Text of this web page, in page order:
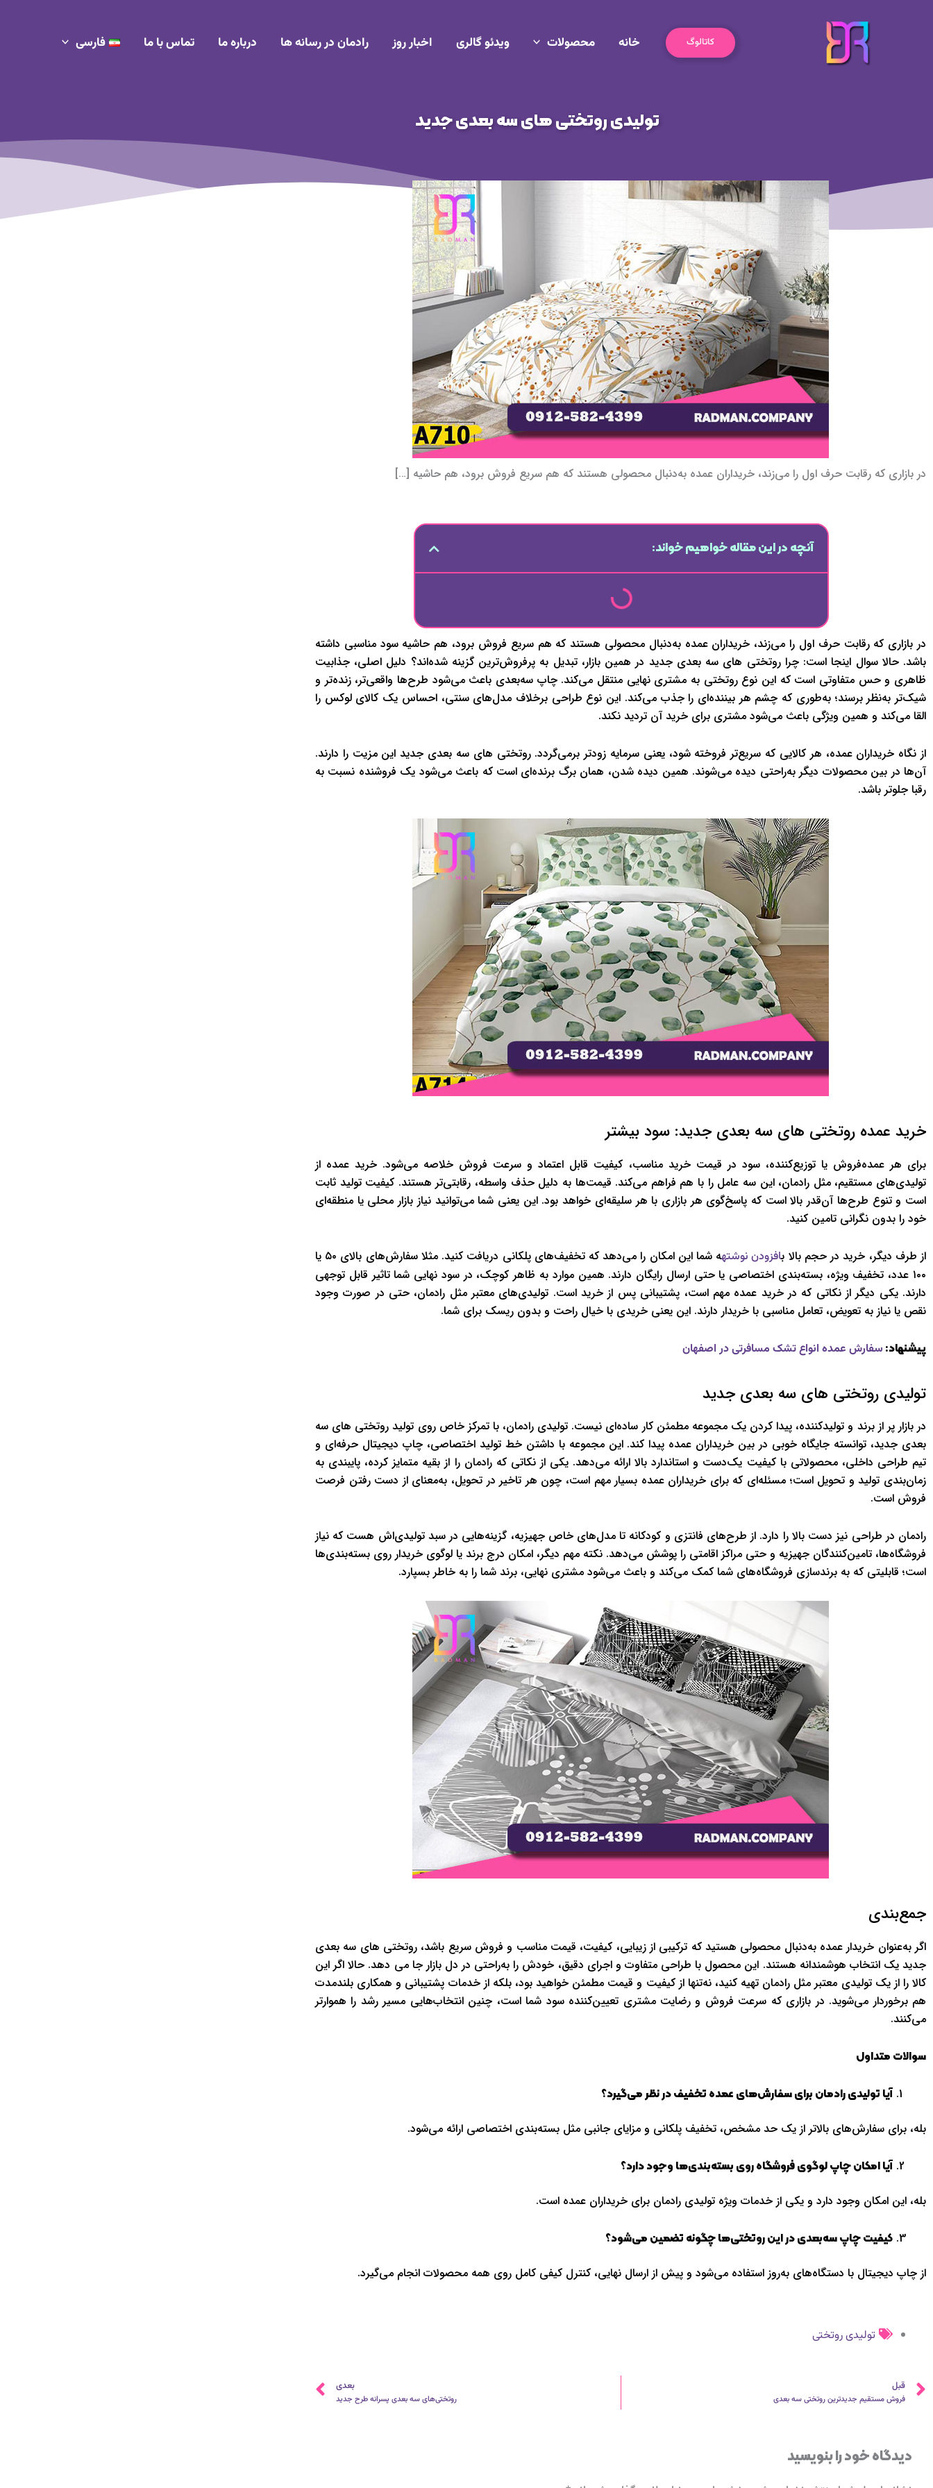
کاتالوگ خانه محصولات ویدئو گالری اخبار روز رادمان در رسانه ها درباره ما تماس با ما فارسی
تولیدی روتختی های سه بعدی جدید
در بازاری که رقابت حرف اول را می‌زند، خریداران عمده به‌دنبال محصولی هستند که هم سریع فروش برود، هم حاشیه […]
آنچه در این مقاله خواهیم خواند:
در بازاری که رقابت حرف اول را می‌زند، خریداران عمده به‌دنبال محصولی هستند که هم سریع فروش برود، هم حاشیه سود مناسبی داشته
باشد. حالا سوال اینجا است: چرا روتختی های سه بعدی جدید در همین بازار، تبدیل به پرفروش‌ترین گزینه شده‌اند؟ دلیل اصلی، جذابیت
ظاهری و حس متفاوتی است که این نوع روتختی به مشتری نهایی منتقل می‌کند. چاپ سه‌بعدی باعث می‌شود طرح‌ها واقعی‌تر، زنده‌تر و
شیک‌تر به‌نظر برسند؛ به‌طوری که چشم هر بیننده‌ای را جذب می‌کند. این نوع طراحی برخلاف مدل‌های سنتی، احساس یک کالای لوکس را
القا می‌کند و همین ویژگی باعث می‌شود مشتری برای خرید آن تردید نکند.
از نگاه خریداران عمده، هر کالایی که سریع‌تر فروخته شود، یعنی سرمایه زودتر برمی‌گردد. روتختی های سه بعدی جدید این مزیت را دارند.
آن‌ها در بین محصولات دیگر به‌راحتی دیده می‌شوند. همین دیده شدن، همان برگ برنده‌ای است که باعث می‌شود یک فروشنده نسبت به
رقبا جلوتر باشد.
خرید عمده روتختی های سه بعدی جدید: سود بیشتر
برای هر عمده‌فروش یا توزیع‌کننده، سود در قیمت خرید مناسب، کیفیت قابل اعتماد و سرعت فروش خلاصه می‌شود. خرید عمده از
تولیدی‌های مستقیم، مثل رادمان، این سه عامل را با هم فراهم می‌کند. قیمت‌ها به دلیل حذف واسطه، رقابتی‌تر هستند. کیفیت تولید ثابت
است و تنوع طرح‌ها آن‌قدر بالا است که پاسخ‌گوی هر بازاری با هر سلیقه‌ای خواهد بود. این یعنی شما می‌توانید نیاز بازار محلی یا منطقه‌ای
خود را بدون نگرانی تامین کنید.
از طرف دیگر، خرید در حجم بالا بافزودن نوشته
ه شما این امکان را می‌دهد که تخفیف‌های پلکانی دریافت کنید. مثلا سفارش‌های بالای ۵۰ یا
۱۰۰ عدد، تخفیف ویژه، بسته‌بندی اختصاصی یا حتی ارسال رایگان دارند. همین موارد به ظاهر کوچک، در سود نهایی شما تاثیر قابل توجهی
دارند. یکی دیگر از نکاتی که در خرید عمده مهم است، پشتیبانی پس از خرید است. تولیدی‌های معتبر مثل رادمان، حتی در صورت وجود
نقص یا نیاز به تعویض، تعامل مناسبی با خریدار دارند. این یعنی خریدی با خیال راحت و بدون ریسک برای شما.
پیشنهاد: سفارش عمده انواع تشک مسافرتی در اصفهان
تولیدی روتختی های سه بعدی جدید
در بازار پر از برند و تولیدکننده، پیدا کردن یک مجموعه مطمئن کار ساده‌ای نیست. تولیدی رادمان، با تمرکز خاص روی تولید روتختی های سه
بعدی جدید، توانسته جایگاه خوبی در بین خریداران عمده پیدا کند. این مجموعه با داشتن خط تولید اختصاصی، چاپ دیجیتال حرفه‌ای و
تیم طراحی داخلی، محصولاتی با کیفیت یک‌دست و استاندارد بالا ارائه می‌دهد. یکی از نکاتی که رادمان را از بقیه متمایز کرده، پایبندی به
زمان‌بندی تولید و تحویل است؛ مسئله‌ای که برای خریداران عمده بسیار مهم است، چون هر تاخیر در تحویل، به‌معنای از دست رفتن فرصت
فروش است.
رادمان در طراحی نیز دست بالا را دارد. از طرح‌های فانتزی و کودکانه تا مدل‌های خاص جهیزیه، گزینه‌هایی در سبد تولیدی‌اش هست که نیاز
فروشگاه‌ها، تامین‌کنندگان جهیزیه و حتی مراکز اقامتی را پوشش می‌دهد. نکته مهم دیگر، امکان درج برند یا لوگوی خریدار روی بسته‌بندی‌ها
است؛ قابلیتی که به برندسازی فروشگاه‌های شما کمک می‌کند و باعث می‌شود مشتری نهایی، برند شما را به خاطر بسپارد.
جمع‌بندی
اگر به‌عنوان خریدار عمده به‌دنبال محصولی هستید که ترکیبی از زیبایی، کیفیت، قیمت مناسب و فروش سریع باشد، روتختی های سه بعدی
جدید یک انتخاب هوشمندانه هستند. این محصول با طراحی متفاوت و اجرای دقیق، خودش را به‌راحتی در دل بازار جا می دهد. حالا اگر این
کالا را از یک تولیدی معتبر مثل رادمان تهیه کنید، نه‌تنها از کیفیت و قیمت مطمئن خواهید بود، بلکه از خدمات پشتیبانی و همکاری بلندمدت
هم برخوردار می‌شوید. در بازاری که سرعت فروش و رضایت مشتری تعیین‌کننده سود شما است، چنین انتخاب‌هایی مسیر رشد را هموارتر
می‌کنند.
سوالات متداول
آیا تولیدی رادمان برای سفارش‌های عمده تخفیف در نظر می‌گیرد؟
بله، برای سفارش‌های بالاتر از یک حد مشخص، تخفیف پلکانی و مزایای جانبی مثل بسته‌بندی اختصاصی ارائه می‌شود.
آیا امکان چاپ لوگوی فروشگاه روی بسته‌بندی‌ها وجود دارد؟
بله، این امکان وجود دارد و یکی از خدمات ویژه تولیدی رادمان برای خریداران عمده است.
کیفیت چاپ سه‌بعدی در این روتختی‌ها چگونه تضمین می‌شود؟
از چاپ دیجیتال با دستگاه‌های به‌روز استفاده می‌شود و پیش از ارسال نهایی، کنترل کیفی کامل روی همه محصولات انجام می‌گیرد.
تولیدی روتختی
قبلی
قبل
فروش مستقیم جدیدترین روتختی سه بعدی
بعدی
روتختی‌های سه بعدی پسرانه طرح جدید
دیدگاه‌ خود را بنویسید